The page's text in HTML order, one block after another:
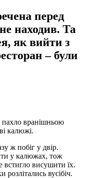
перед
находив. Та
як вийти з
– були
пахло вранішньою
калюжі.
ж побіг у двір.
у калюжах, тож
встигло висушити їх.
вусібіч.